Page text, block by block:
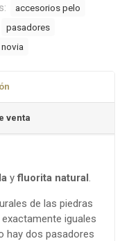
accesorios pelo
pasadores
venta
yfluorita natural.
de las piedras
iguales
hay dos pasadores